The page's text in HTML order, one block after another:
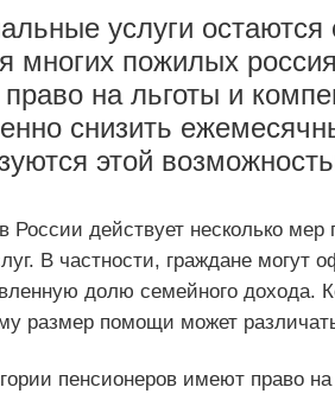
услуги
многих пожилых
на льготы и
снизить
этой
России действует несколько
В частности, граждане могут
долю семейного дохода.
размер помощи может
пенсионеров имеют право